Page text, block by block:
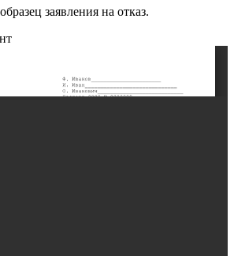
заявления на отказ.